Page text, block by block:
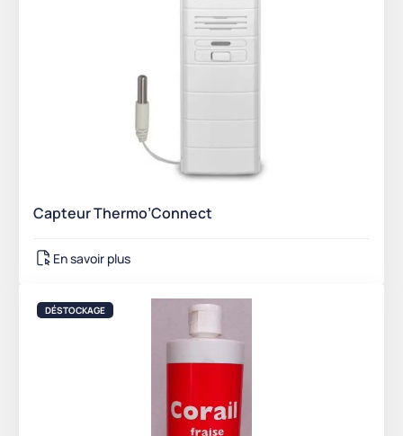
Capteur Thermo’Connect
En savoir plus
DÉSTOCKAGE